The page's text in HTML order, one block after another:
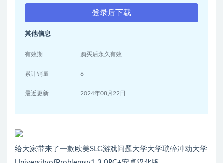
登录后下载
其他信息
有效期 购买后永久有效
累计销量 6
最近更新 2024年08月22日
给大家带来了一款欧美SLG游戏问题大学大学琐碎冲动大学